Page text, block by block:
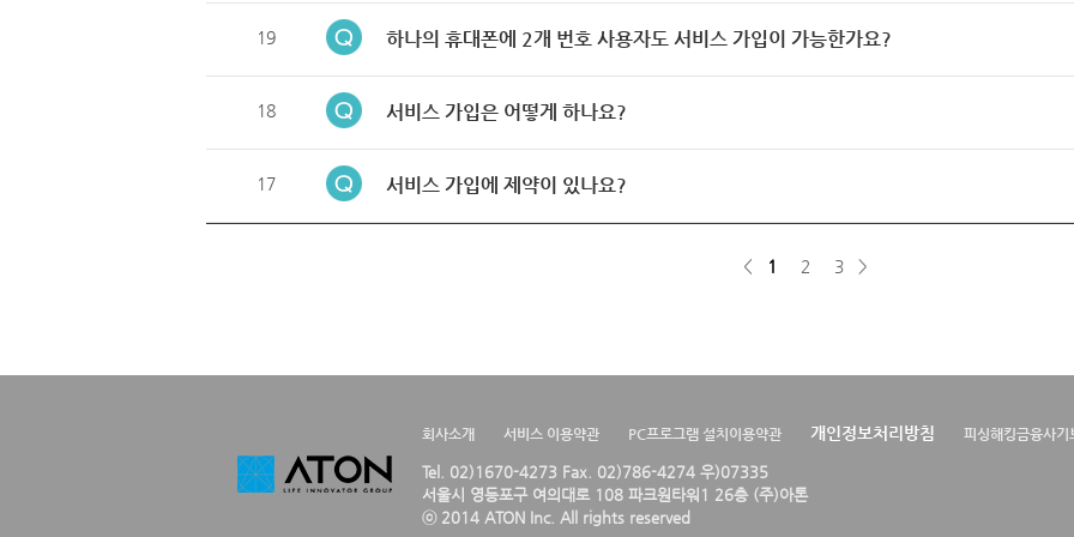
19 하나의 휴대폰에 2개 번호 사용자도 서비스 가입이 가능한가요?
18 서비스 가입은 어떻게 하나요?
17 서비스 가입에 제약이 있나요?
< 1 2 3 >
회사소개 서비스 이용약관 PC프로그램 설치이용약관 개인정보처리방침 피싱해킹금융사기
Tel. 02)1670-4273 Fax. 02)786-4274 우)07335
서울시 영등포구 여의대로 108 파크원타워1 26층 (주)아톤
ⓒ 2014 ATON Inc. All rights reserved